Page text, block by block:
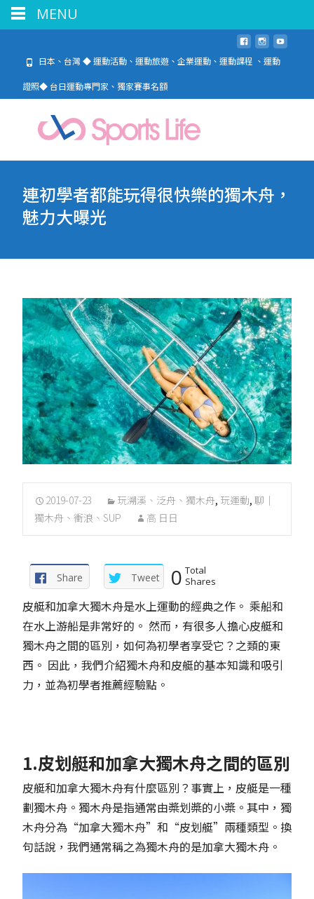
日本、台灣 ◆ 運動活動、運動旅遊、企業運動、運動課程 、運動
證照◆ 台日運動專門家、獨家賽事名額
連初學者都能玩得很快樂的獨木舟，
魅力大曝光
2019-07-23 玩溯溪、泛舟、獨木舟, 玩運動, 聊｜
獨木舟、衝浪、SUP
高 日日
Share Tweet 0 Total
Shares
皮艇和加拿大獨木舟是水上運動的經典之作。 乘船和
在水上游船是非常好的。 然而，有很多人擔心皮艇和
獨木舟之間的區別，如何為初學者享受它？之類的東
西。 因此，我們介紹獨木舟和皮艇的基本知識和吸引
力，並為初學者推薦經驗點。
1.皮划艇和加拿大獨木舟之間的區別
皮艇和加拿大獨木舟有什麼區別？事實上，皮艇是一種
劃獨木舟。獨木舟是指通常由槳划槳的小槳。其中，獨
木舟分為“加拿大獨木舟”和“皮划艇”兩種類型。換
句話說，我們通常稱之為獨木舟的是加拿大獨木舟。
MENU